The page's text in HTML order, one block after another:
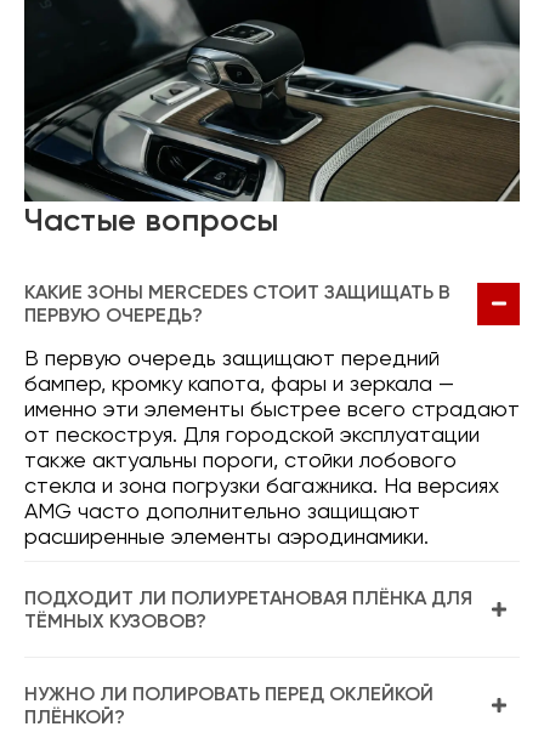
Частые вопросы
КАКИЕ ЗОНЫ MERCEDES СТОИТ ЗАЩИЩАТЬ В
ПЕРВУЮ ОЧЕРЕДЬ?
В первую очередь защищают передний
бампер, кромку капота, фары и зеркала —
именно эти элементы быстрее всего страдают
от пескоструя. Для городской эксплуатации
также актуальны пороги, стойки лобового
стекла и зона погрузки багажника. На версиях
AMG часто дополнительно защищают
расширенные элементы аэродинамики.
ПОДХОДИТ ЛИ ПОЛИУРЕТАНОВАЯ ПЛЁНКА ДЛЯ
ТЁМНЫХ КУЗОВОВ?
НУЖНО ЛИ ПОЛИРОВАТЬ ПЕРЕД ОКЛЕЙКОЙ
ПЛЁНКОЙ?